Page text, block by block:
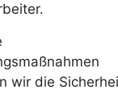
wir die